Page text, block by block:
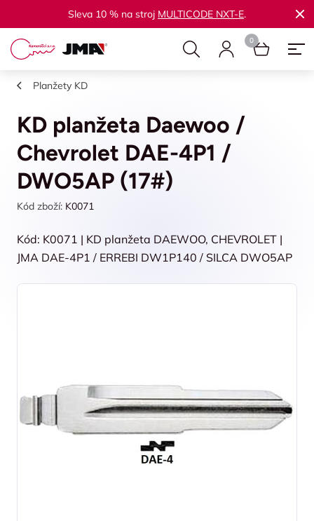
Sleva 10 % na stroj MULTICODE NXT-E.
Planžety KD
KD planžeta Daewoo /
Chevrolet DAE-4P1 /
DWO5AP (17#)
Kód zboží: K0071
Kód: K0071 | KD planžeta DAEWOO, CHEVROLET |
JMA DAE-4P1 / ERREBI DW1P140 / SILCA DWO5AP